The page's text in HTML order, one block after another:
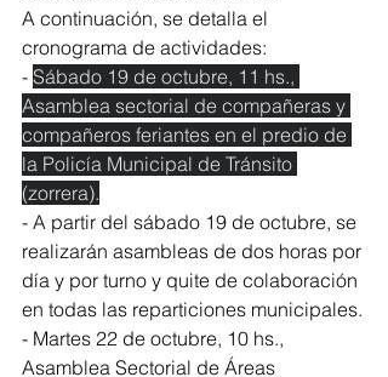
A continuación, se detalla el
cronograma de actividades:
- Sábado 19 de octubre, 11 hs.,
Asamblea sectorial de compañeras y
compañeros feriantes en el predio de
la Policía Municipal de Tránsito
(zorrera).
- A partir del sábado 19 de octubre, se
realizarán asambleas de dos horas por
día y por turno y quite de colaboración
en todas las reparticiones municipales.
- Martes 22 de octubre, 10 hs.,
Asamblea Sectorial de Áreas